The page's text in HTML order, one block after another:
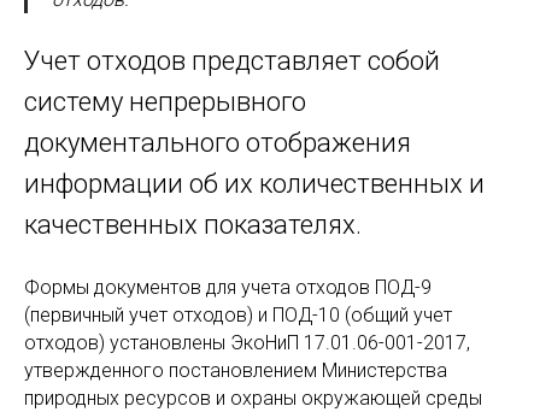
Учет отходов представляет собой
систему непрерывного
документального отображения
информации об их количественных и
качественных показателях.
Формы документов для учета отходов ПОД-9
(первичный учет отходов) и ПОД-10 (общий учет
отходов) установлены ЭкоНиП 17.01.06-001-2017,
утвержденного постановлением Министерства
природных ресурсов и охраны окружающей среды